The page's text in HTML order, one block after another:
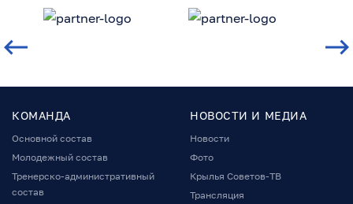
КОМАНДА
Основной состав
Молодежный состав
Тренерско-административный
состав
НОВОСТИ И МЕДИА
Новости
Фото
Крылья Советов-ТВ
Трансляция